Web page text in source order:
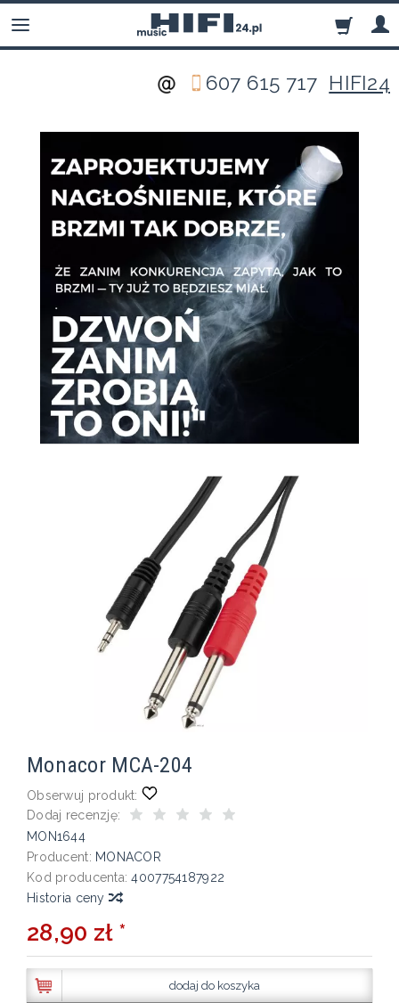
607 615 717 HIFI24
Monacor MCA-204
Obserwuj produkt:
Dodaj recenzję:
MON1644
Producent: MONACOR
Kod producenta: 4007754187922
Historia ceny
28,90 zł *
dodaj do koszyka